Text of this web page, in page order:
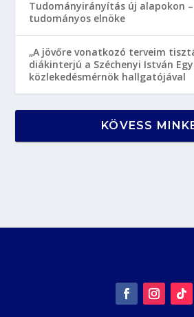
Tudományirányítás új alapokon –
tudományos elnöke
„A jövőre vonatkozó terveim
diákinterjú a Széchenyi István
közlekedésmérnök hallgatójával
KÖVESS